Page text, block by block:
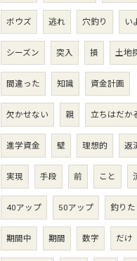
ボウズ 逃れ 穴釣り い
シーズン 突入 損 土地
間違った 知識 資金計画
欠かせない 親 立ちはだか
進学資金 壁 理想的 返
実現 手段 前 こと
40アップ 50アップ 釣りた
期間中 期間 数字 だけ